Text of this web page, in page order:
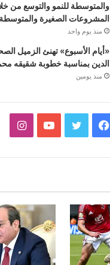
والمتوسطة للنمو والتوسع من
المشروعات الصغيرة والمتوسطة
منذ يوم واحد
«أيام الأسبوع» تهنئ الزميل
الدين بمناسبة خطوبة شقيقه
منذ يومين
فيسبوك تويتر يوتيوب